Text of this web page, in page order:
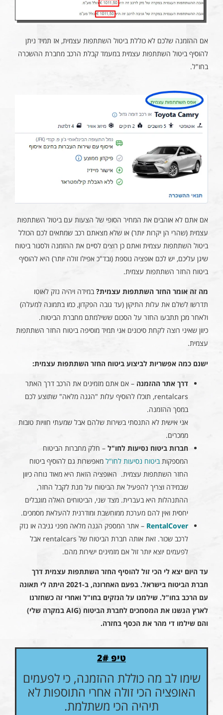
אם ההזמנה שלכם לא כוללת ביטול השתתפות עצמית, אז תמיד ניתן
להוסיף ביטול השתתפות עצמית במעמד קבלת הרכב מחברת ההשכרה
בחו"ל.
אם אתם לא אוהבים את המחיר הסופי של הצעות עם ביטול השתתפות
עצמית (שהרי הן יקרות יותר) או שלא מצאתם רכב שמתאים לכם הכולל
ביטול השתתפות עצמית ואתם כן רוצים לסיים את ההזמנה ולסגור ביטוח
שיגן עליכם, יש לכם אופציה נוספת (ובד"כ אפילו זולה יותר) היא להוסיף
ביטוח החזר השתתפות עצמית.
מה זה אומר החזר השתתפות עצמית?במידה ויהיה נזק לאוטו
תדרשו לשלם את עלות התיקון (עד גובה הפקדון, כמו בתמונה למעלה)
ולאחר מכן תתבעו החזר על הסכום ששילמתם מחברת הביטוח.
כיוון שאיני רוצה לקחת סיכונים אני תמיד מוסיפה ביטוח החזר השתתפות
עצמית.
ישנם כמה אפשריות לביצוע ביטוח החזר השתתפות עצמית:
דרך אתר ההזמנה – אם אתם מזמינים את הרכב דרך האתר
rentalcars, תוכלו להוסיף עלות "הגנה מלאה" שתוצע לכם
במסך ההזמנה.
אני אישית לא התנסתי בשירות שלהם אבל שמעתי חוויות טובות
ממכרים.
חברות ביטוח נסיעות לחו"ל – חלק מחברות הביטוח
המספקותביטוח נסיעות לחו"ל מאפשרות גם להוסיף ביטוח
החזר השתתפות עצמית. האופציה הזאת היא מאוד נוחה כיוון
שבמידה וצריך להפעיל את הביטוח על מנת לקבל החזר,
ההתנהלות היא בעברית. מצד שני, הביטוחים האלה מוגבלים
יחסית ואין להם מערכת ממוחשבת ומודרנית להעלאת מסמכים.
RentalCover – אתר המספק הגנה מלאה מפני גניבה או נזק
לרכב שכור. זאת אותה חברת הביטוח של rentalcars אבל
לפעמים יוצא יותר זול אם מזמינים ישירות מהם.
עד היום יצא לי הכי זול להוסיף החזר השתתפות עצמית דרך
חברת הביטוח בישראל. בפעם האחרונה, ב-2021 היתה לי תאונה
עם הרכב בחו"ל. שילמנו על הנזקים בחו"ל ואחרי זה כשחזרנו
לארץ הגשנו את המסמכים לחברת הביטוח (AIG במקרה שלי)
והם שילמו די מהר את הכסף בחזרה.
טיפ 2#
שימו לב מה כוללת ההזמנה, כי לפעמים
האופציה הכי זולה אחרי התוספות לא
תיהיה הכי משתלמת.